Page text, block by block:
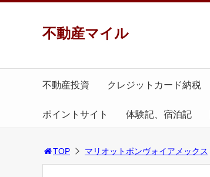
不動産マイル
不動産投資 クレジットカード納税
ポイントサイト 体験記、宿泊記
TOP マリオットボンヴォイアメックス